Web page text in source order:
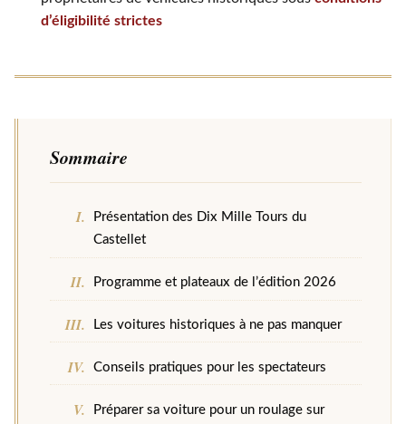
d’éligibilité strictes
Sommaire
Présentation des Dix Mille Tours du
Castellet
Programme et plateaux de l’édition 2026
Les voitures historiques à ne pas manquer
Conseils pratiques pour les spectateurs
Préparer sa voiture pour un roulage sur